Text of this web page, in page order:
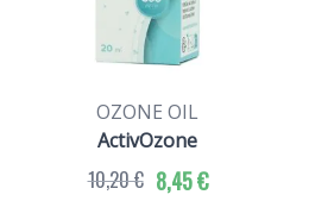
OZONE OIL
ActivOzone
8,45 €
10,20 €